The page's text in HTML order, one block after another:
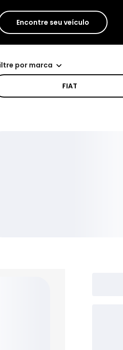
Encontre seu veículo
por marca
FIAT